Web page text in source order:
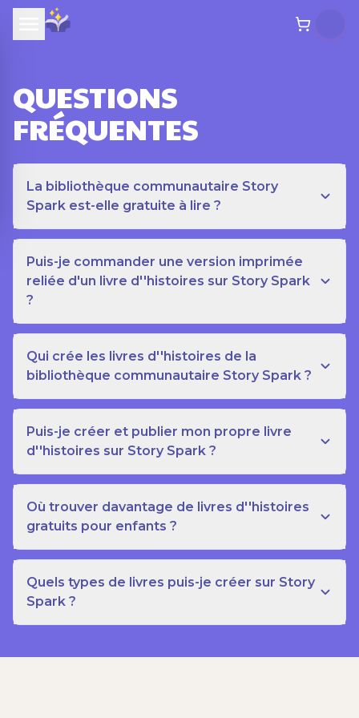
QUESTIONS
FRÉQUENTES
La bibliothèque communautaire Story
Spark est-elle gratuite à lire ?
Puis-je commander une version imprimée
reliée d'un livre d''histoires sur Story Spark
?
Qui crée les livres d''histoires de la
bibliothèque communautaire Story Spark ?
Puis-je créer et publier mon propre livre
d''histoires sur Story Spark ?
Où trouver davantage de livres d''histoires
gratuits pour enfants ?
Quels types de livres puis-je créer sur Story
Spark ?